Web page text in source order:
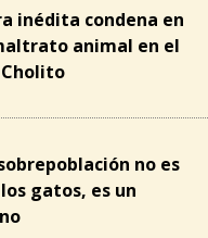
inédita condena en
animal en el
no es
gatos, es un